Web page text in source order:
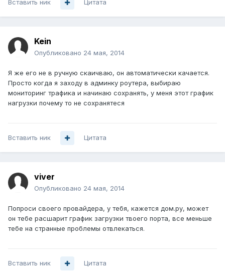
Вставить ник Цитата
Kein
Опубликовано 24 мая, 2014
Я же его не в ручную скаичваю, он автоматически качается.
Просто когда я заходу в админку роутера, выбираю
мониторинг трафика и начинаю сохранять, у меня этот график
нагрузки почему то не сохранятеся
Вставить ник Цитата
viver
Опубликовано 24 мая, 2014
Попроси своего провайдера, у тебя, кажется дом.ру, может
он тебе расшарит график загрузки твоего порта, все меньше
тебе на странные проблемы отвлекаться.
Вставить ник Цитата